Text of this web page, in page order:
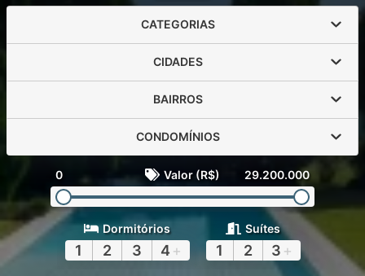
CATEGORIAS
CIDADES
BAIRROS
CONDOMÍNIOS
0 Valor (R$) 29.200.000
Dormitórios
1 2 3 4 +
Suítes
1 2 3 +